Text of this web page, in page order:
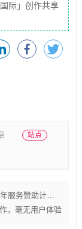
际」创作共享
站点
务赞助计划！
，毫无用户体验